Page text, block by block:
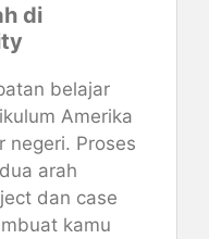
di
belajar
Amerika
negeri. Proses
arah
dan case
kamu